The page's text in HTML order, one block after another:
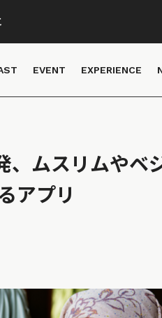
EVENT EXPERIENCE
、ムスリムやベ
アプリ